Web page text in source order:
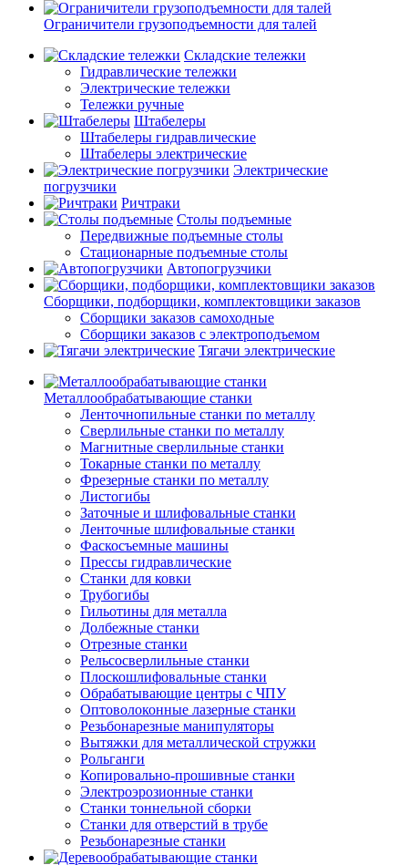
Ограничители грузоподъемности для талей
Складские тележки
Гидравлические тележки
Электрические тележки
Тележки ручные
Штабелеры
Штабелеры гидравлические
Штабелеры электрические
Электрические
погрузчики
Ричтраки
Столы подъемные
Передвижные подъемные столы
Стационарные подъемные столы
Автопогрузчики
Сборщики, подборщики, комплектовщики заказов
Сборщики заказов самоходные
Сборщики заказов с электроподъемом
Тягачи электрические
Металлообрабатывающие станки
Ленточнопильные станки по металлу
Сверлильные станки по металлу
Магнитные сверлильные станки
Токарные станки по металлу
Фрезерные станки по металлу
Листогибы
Заточные и шлифовальные станки
Ленточные шлифовальные станки
Фаскосъемные машины
Прессы гидравлические
Станки для ковки
Трубогибы
Гильотины для металла
Долбежные станки
Отрезные станки
Рельсосверлильные станки
Плоскошлифовальные станки
Обрабатывающие центры с ЧПУ
Оптоволоконные лазерные станки
Резьбонарезные манипуляторы
Вытяжки для металлической стружки
Рольганги
Копировально-прошивные станки
Электроэрозионные станки
Станки тоннельной сборки
Станки для отверстий в трубе
Резьбонарезные станки